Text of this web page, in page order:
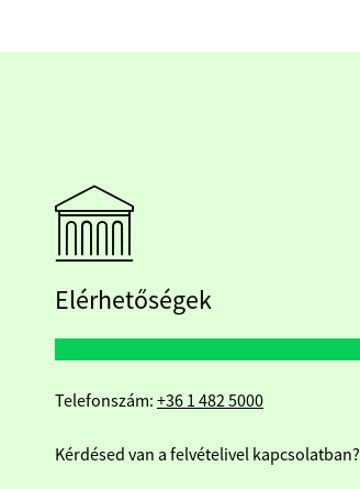
Elérhetőségek
Telefonszám: +36 1 482 5000
Kérdésed van a felvételivel kapcsolatban?